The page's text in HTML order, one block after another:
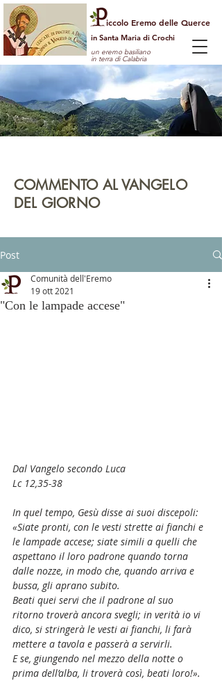
iccolo Eremo delle Querce
in Santa Maria di Crochi
un eremo basiliano
in terra di Calabria
COMMENTO AL VANGELO
DEL GIORNO
Post
"Con le lampade accese"
Comunità dell'Eremo
19 ott 2021
Dal Vangelo secondo Luca
Lc 12,35-38
In quel tempo, Gesù disse ai suoi discepoli:
«Siate pronti, con le vesti strette ai fianchi e
le lampade accese; siate simili a quelli che
aspettano il loro padrone quando torna
dalle nozze, in modo che, quando arriva e
bussa, gli aprano subito.
Beati quei servi che il padrone al suo
ritorno troverà ancora svegli; in verità io vi
dico, si stringerà le vesti ai fianchi, li farà
mettere a tavola e passerà a servirli.
E se, giungendo nel mezzo della notte o
prima dell’alba, li troverà così, beati loro!».